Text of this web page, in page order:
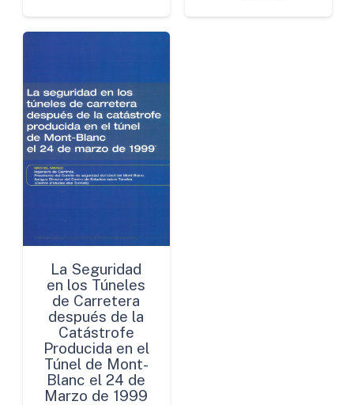
La Seguridad
en los Túneles
de Carretera
después de la
Catástrofe
Producida en el
Túnel de Mont-
Blanc el 24 de
Marzo de 1999